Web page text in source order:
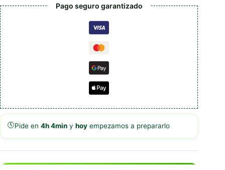
Pago seguro garantizado
🕔Pide en 4h 4min y hoy empezamos a prepararlo